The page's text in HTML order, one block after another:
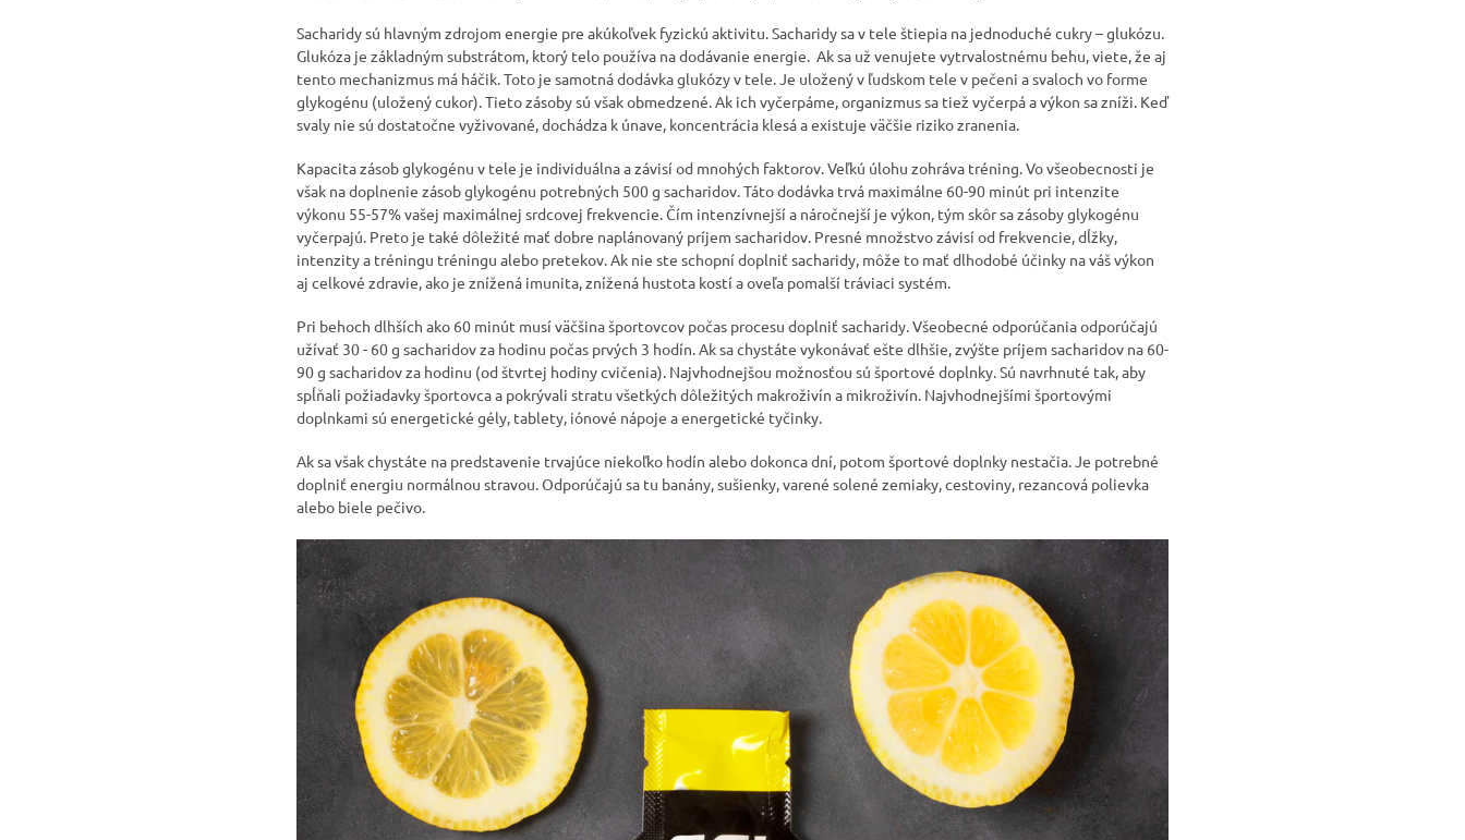
Sacharidy sú hlavným zdrojom energie pre akúkoľvek fyzickú aktivitu. Sacharidy sa v tele štiepia na jednoduché cukry – glukózu.
Glukóza je základným substrátom, ktorý telo používa na dodávanie energie. Ak sa už venujete vytrvalostnému behu, viete, že aj
tento mechanizmus má háčik. Toto je samotná dodávka glukózy v tele. Je uložený v ľudskom tele v pečeni a svaloch vo forme
glykogénu (uložený cukor). Tieto zásoby sú však obmedzené. Ak ich vyčerpáme, organizmus sa tiež vyčerpá a výkon sa zníži. Keď
svaly nie sú dostatočne vyživované, dochádza k únave, koncentrácia klesá a existuje väčšie riziko zranenia.
Kapacita zásob glykogénu v tele je individuálna a závisí od mnohých faktorov. Veľkú úlohu zohráva tréning. Vo všeobecnosti je
však na doplnenie zásob glykogénu potrebných 500 g sacharidov. Táto dodávka trvá maximálne 60-90 minút pri intenzite
výkonu 55-57% vašej maximálnej srdcovej frekvencie. Čím intenzívnejší a náročnejší je výkon, tým skôr sa zásoby glykogénu
vyčerpajú. Preto je také dôležité mať dobre naplánovaný príjem sacharidov. Presné množstvo závisí od frekvencie, dĺžky,
intenzity a tréningu tréningu alebo pretekov. Ak nie ste schopní doplniť sacharidy, môže to mať dlhodobé účinky na váš výkon
aj celkové zdravie, ako je znížená imunita, znížená hustota kostí a oveľa pomalší tráviaci systém.
Pri behoch dlhších ako 60 minút musí väčšina športovcov počas procesu doplniť sacharidy. Všeobecné odporúčania odporúčajú
užívať 30 - 60 g sacharidov za hodinu počas prvých 3 hodín. Ak sa chystáte vykonávať ešte dlhšie, zvýšte príjem sacharidov na 60-
90 g sacharidov za hodinu (od štvrtej hodiny cvičenia). Najvhodnejšou možnosťou sú športové doplnky. Sú navrhnuté tak, aby
spĺňali požiadavky športovca a pokrývali stratu všetkých dôležitých makroživín a mikroživín. Najvhodnejšími športovými
doplnkami sú energetické gély, tablety, iónové nápoje a energetické tyčinky.
Ak sa však chystáte na predstavenie trvajúce niekoľko hodín alebo dokonca dní, potom športové doplnky nestačia. Je potrebné
doplniť energiu normálnou stravou. Odporúčajú sa tu banány, sušienky, varené solené zemiaky, cestoviny, rezancová polievka
alebo biele pečivo.